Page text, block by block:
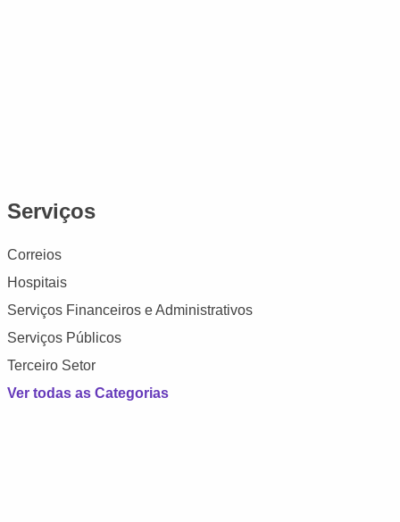
Serviços
Correios
Hospitais
Serviços Financeiros e Administrativos
Serviços Públicos
Terceiro Setor
Ver todas as Categorias